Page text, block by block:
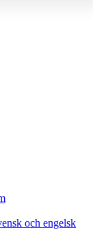
och engelsk